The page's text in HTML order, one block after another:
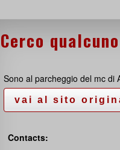
Cerco
Sono al parcheggio del mc di
Contacts: